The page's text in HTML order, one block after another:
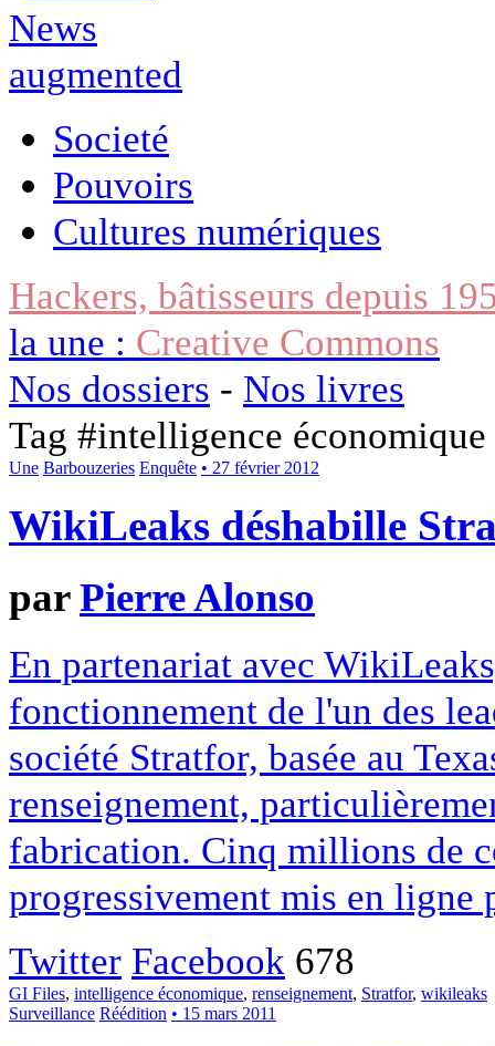
Societé
Pouvoirs
Cultures numériques
Hackers, bâtisseurs depuis
la une : Creative Commons
Nos dossiers - Nos livres
Tag #intelligence économique
Une Barbouzeries Enquête • 27 février 2012
WikiLeaks déshabille
parPierre Alonso
En partenariat avec
fonctionnement de l'un des
société Stratfor, basée au
renseignement,
fabrication. Cinq millions de
progressivement mis en ligne
Twitter Facebook 678
GI Files, intelligence économique, renseignement, Stratfor, wikileaks
Surveillance Réédition • 15 mars 2011